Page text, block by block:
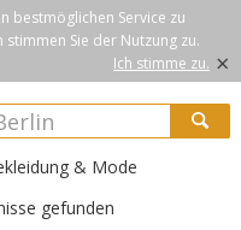
bestmöglichen Service zu
Sie der Nutzung zu.
Ich stimme zu. ×
& Mode
gefunden